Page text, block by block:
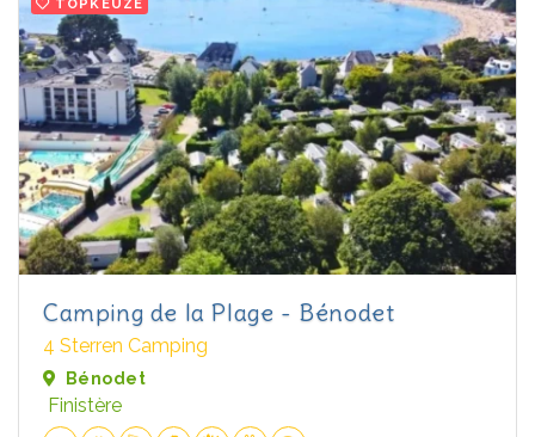
TOPKEUZE
Camping de la Plage - Bénodet
4 Sterren Camping
Bénodet
Finistère